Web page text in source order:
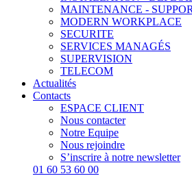
MAINTENANCE -
MODERN WORKPLACE
SECURITE
SERVICES MANAGÉS
SUPERVISION
TELECOM
Actualités
Contacts
ESPACE CLIENT
Nous contacter
Notre Equipe
Nous rejoindre
S’inscrire à notre newsletter
01 60 53 60 00